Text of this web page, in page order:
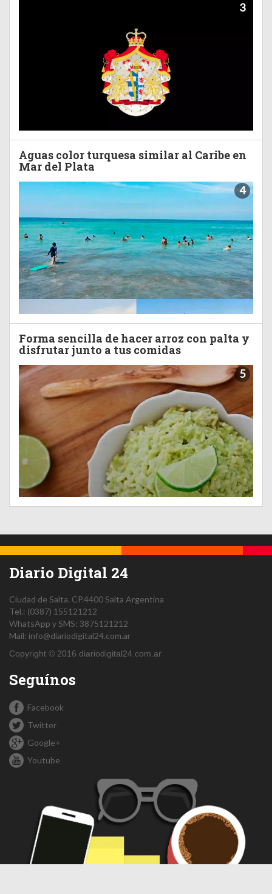
3
Aguas color turquesa similar al Caribe en
Mar del Plata
4
Forma sencilla de hacer arroz con palta y
disfrutar junto a tus comidas
5
Diario Digital 24
Ciudad de Salta. CP.4400Salta Argentina
Tel.: (0387) 155121212
WhatsApp y SMS: 3875121212
Mail: info@diariodigital24.com.ar
Copyright © 2016 diariodigital24.com.ar
Seguínos
Facebook
Twitter
Google+
Youtube